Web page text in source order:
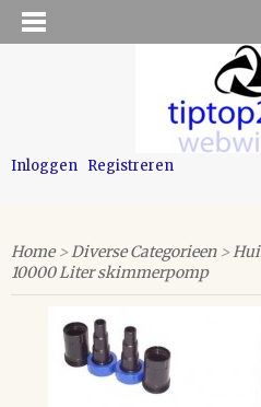
Inloggen Registreren
Home>Diverse Categorieen>
10000 Liter skimmerpomp